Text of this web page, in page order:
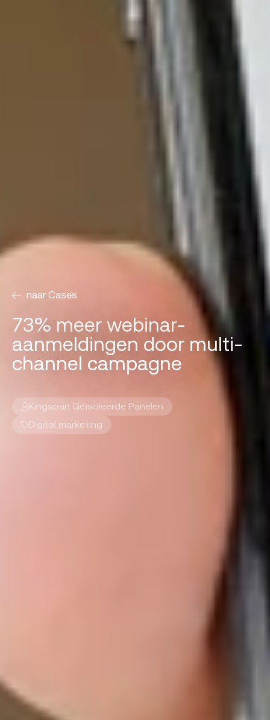
naar Cases
73% meer webinar-
aanmeldingen door multi-
channel campagne
Kingspan Geïsoleerde Panelen
Digital marketing